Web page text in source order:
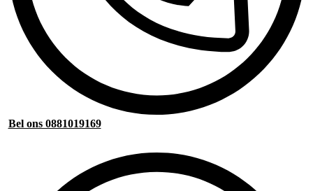
Bel ons 0881019169